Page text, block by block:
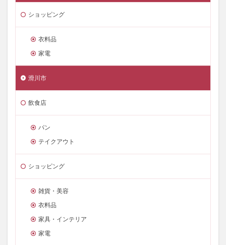
ショッピング
衣料品
家電
滑川市
飲食店
パン
テイクアウト
ショッピング
雑貨・美容
衣料品
家具・インテリア
家電